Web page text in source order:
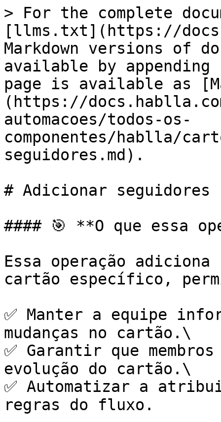
> For the complete
[llms.txt](https://
Markdown versions of
available by
page is available as
(https://
automacoes/todos-os-
componentes/hablla/
seguidores.md).
# Adicionar seguidores
#### 🎯 **O que essa
Essa operação adiciona
cartão específico,
✅ Manter a equipe
mudanças no cartão.\
✅ Garantir que membros
evolução do cartão.\
✅ Automatizar a
regras do fluxo.